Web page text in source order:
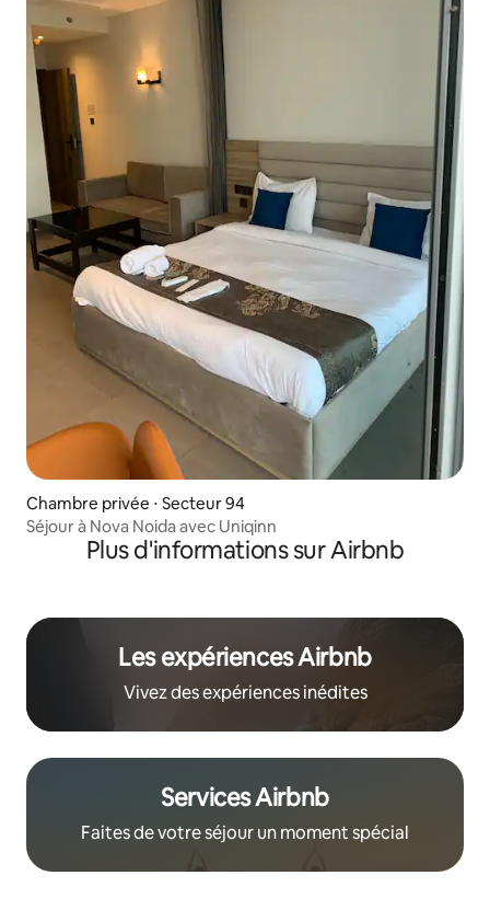
Chambre privée ⋅ Secteur 94
Séjour à Nova Noida avec Uniqinn
Plus d'informations sur Airbnb
Les expériences Airbnb
Vivez des expériences inédites
Services Airbnb
Faites de votre séjour un moment spécial